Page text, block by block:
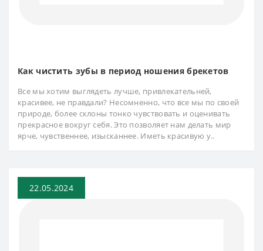
Как чистить зубы в период ношения брекетов
Все мы хотим выглядеть лучше, привлекательней,
красивее, не правдали? Несомненно, что все мы по своей
природе, более склоны тонко чувствовать и оценивать
прекрасное вокруг себя. Это позволяет нам делать мир
ярче, чувственнее, изысканнее. Иметь красивую у..
22.05.2024